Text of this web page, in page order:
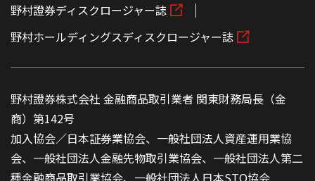
野村證券ディスクロージャー誌
野村ホールディングスディスクロージャー誌
野村證券株式会社 金融商品取引業者 関東財務局長（金
商）第142号
加入協会／日本証券業協会、一般社団法人資産運用業協
会、一般社団法人金融先物取引業協会、一般社団法人第二